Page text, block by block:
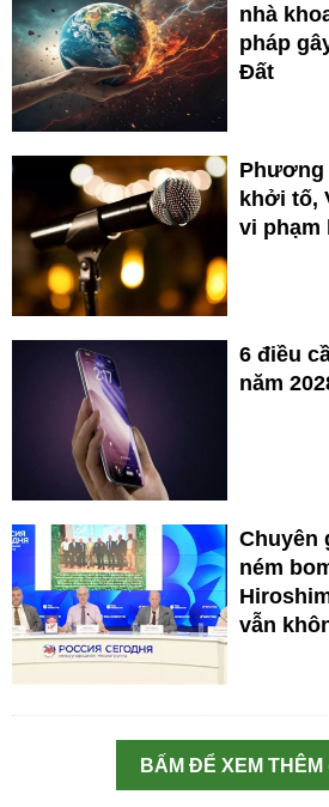
nhà
pháp
Đất
Phương
khởi tố,
vi phạm
6 điều
năm
Chuyên
ném
vẫn
BẤM ĐỂ XEM THÊM